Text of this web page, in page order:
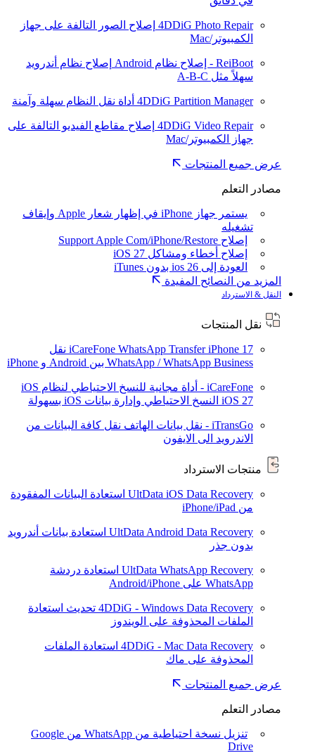
4DDiG Photo Repair إصلاح الصور التالفة على جهاز
الكمبيوتر/Mac
ReiBoot - إصلاح نظام Android
إصلاح نظام أندرويد
سهلاً مثل A-B-C
4DDiG Partition Manager أداة نقل النظام سهلة وآمنة
4DDiG Video Repair إصلاح مقاطع الفيديو التالفة على
جهاز الكمبيوتر/Mac
عرض جميع المنتجات
مصادر التعلم
يستمر جهاز iPhone في إظهار شعار Apple وإيقاف
تشغيله
إصلاح Support Apple Com/iPhone/Restore
إصلاح أخطاء ومشاكل iOS 27
العودة إلى ios 26 بدون iTunes
المزيد من النصائح المفيدة
النقل & الاسترداد
نقل المنتجات
iCareFone WhatsApp TransferiPhone 17
نقل
WhatsApp / WhatsApp Business بين Android و iPhone
iCareFone - أداة مجانية للنسخ الاحتياطي لنظام iOS
iOS 27 النسخ الاحتياطي وإدارة بيانات iOS بسهولة
iTransGo - نقل بيانات الهاتف
نقل كافة البيانات من
الاندرويد الى الايفون
منتجات الاسترداد
UltData iOS Data Recovery استعادة البيانات المفقودة
من iPhone/iPad
UltData Android Data Recovery استعادة بيانات أندرويد
بدون جذر
UltData WhatsApp Recovery استعادة دردشة
WhatsApp على Android/iPhone
4DDiG - Windows Data Recovery تحديث استعادة
الملفات المحذوفة على الويندوز
4DDiG - Mac Data Recovery استعادة الملفات
المحذوفة على ماك
عرض جميع المنتجات
مصادر التعلم
تنزيل نسخة احتياطية من WhatsApp من Google
Drive